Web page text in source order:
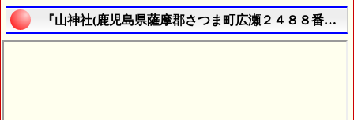
『山神社(鹿児島県薩摩郡さつま町広瀬２４８８番地)